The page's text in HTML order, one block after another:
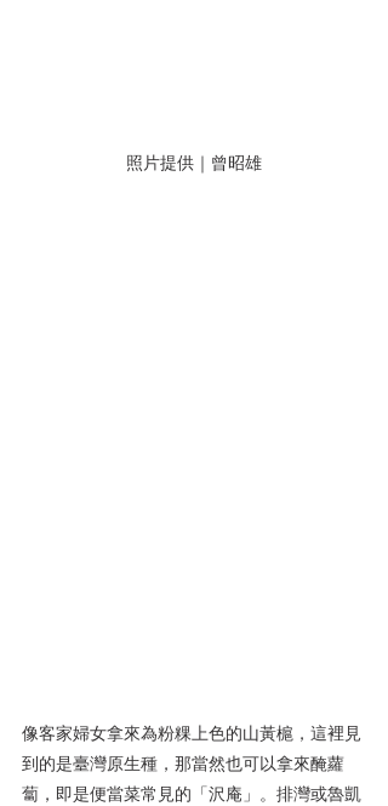
照片提供｜曾昭雄
像客家婦女拿來為粉粿上色的山黃槴，這裡見
到的是臺灣原生種，那當然也可以拿來醃蘿
蔔，即是便當菜常見的「沢庵」。排灣或魯凱